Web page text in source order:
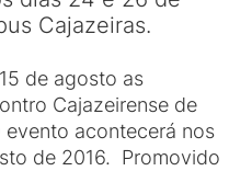
Cajazeiras.
de agosto as
Cajazeirense de
evento acontecerá nos
de 2016. Promovido